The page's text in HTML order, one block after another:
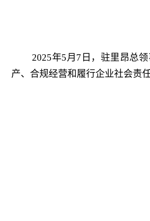
2025年5月7日，驻里昂总
产、合规经营和履行企业社会责